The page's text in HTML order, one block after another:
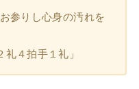
参りし心身の汚れを
４拍手１礼」